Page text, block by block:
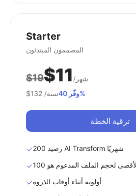
Starter
المصممون المبتدئون
$19$11
/شهر
$132 /سنة وفّر 40%
ترقية الخطة
200 رصيد AI Transform شهريًا
أولوية أثناء أوقات الذروة